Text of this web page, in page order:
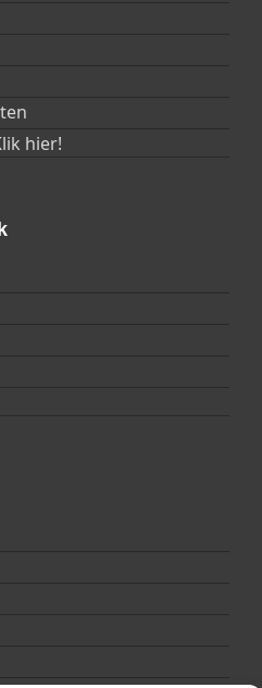
inch
verstelbaar
hier!